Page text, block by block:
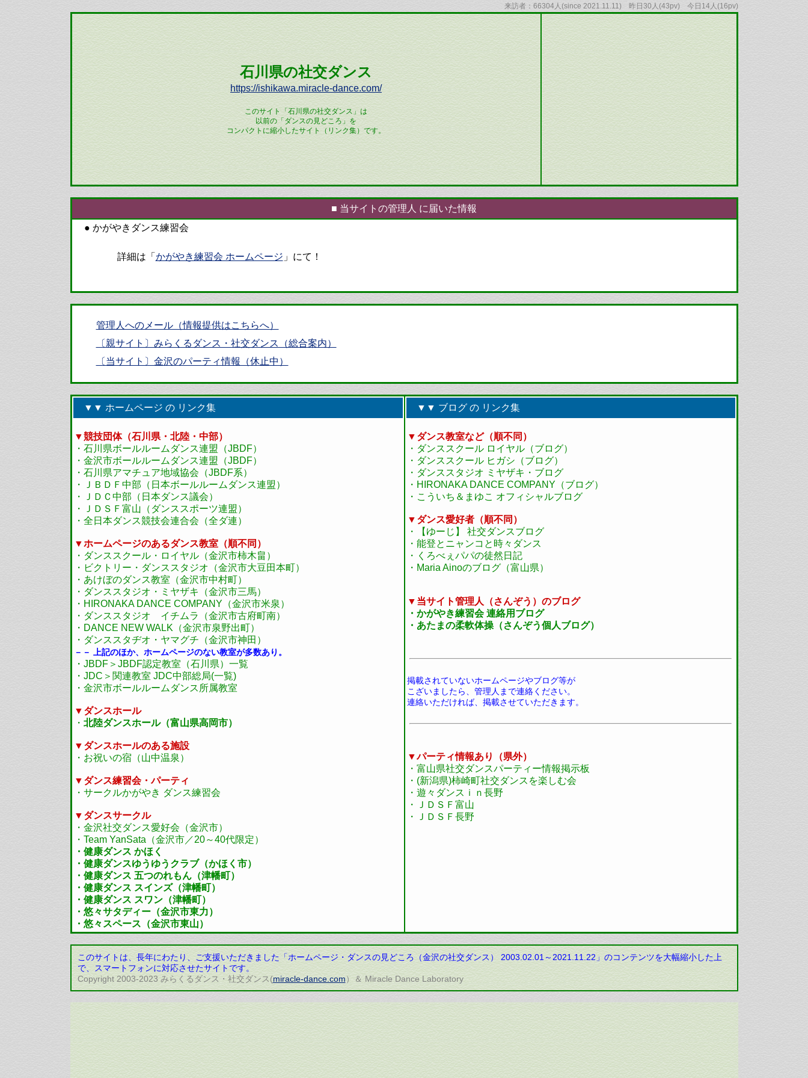
来訪者：66304人(since 2021.11.11) 昨日30人(43pv) 今日14人(16pv)
石川県の社交ダンス
https://ishikawa.miracle-dance.com/
このサイト「石川県の社交ダンス」は
以前の「ダンスの見どころ」を
コンパクトに縮小したサイト（リンク集）です。
■ 当サイトの管理人 に届いた情報
● かがやきダンス練習会
詳細は「 かがやき練習会 ホームページ 」にて！
管理人へのメール（情報提供はこちらへ）
〔親サイト〕みらくるダンス・社交ダンス（総合案内）
〔当サイト〕金沢のパーティ情報（休止中）
▼▼ ホームページ の リンク集
▼競技団体（石川県・北陸・中部）
・石川県ボールルームダンス連盟（JBDF）
・金沢市ボールルームダンス連盟（JBDF）
・石川県アマチュア地域協会（JBDF系）
・ＪＢＤＦ中部（日本ボールルームダンス連盟）
・ＪＤＣ中部（日本ダンス議会）
・ＪＤＳＦ富山（ダンススポーツ連盟）
・全日本ダンス競技会連合会（全ダ連）
▼ホームページのあるダンス教室（順不同）
・ダンススクール・ロイヤル（金沢市柿木畠）
・ビクトリー・ダンススタジオ（金沢市大豆田本町）
・あけぼのダンス教室（金沢市中村町）
・ダンススタジオ・ミヤザキ（金沢市三馬）
・HIRONAKA DANCE COMPANY（金沢市米泉）
・ダンススタジオ イチムラ（金沢市古府町南）
・DANCE NEW WALK（金沢市泉野出町）
・ダンススタヂオ・ヤマグチ（金沢市神田）
－－ 上記のほか、ホームページのない教室が多数あり。
・JBDF＞JBDF認定教室（石川県）一覧
・JDC＞関連教室 JDC中部総局(一覧)
・金沢市ボールルームダンス所属教室
▼ダンスホール
・ 北陸ダンスホール（富山県高岡市）
▼ダンスホールのある施設
・お祝いの宿（山中温泉）
▼ダンス練習会・パーティ
・サークルかがやき ダンス練習会
▼ダンスサークル
・金沢社交ダンス愛好会（金沢市）
・Team YanSata（金沢市／20～40代限定）
・健康ダンス かほく
・健康ダンスゆうゆうクラブ（かほく市）
・健康ダンス 五つのれもん（津幡町）
・健康ダンス スインズ（津幡町）
・健康ダンス スワン（津幡町）
・悠々サタディー（金沢市東力）
・悠々スペース（金沢市東山）
▼▼ ブログ の リンク集
▼ダンス教室など（順不同）
・ダンススクール ロイヤル（ブログ）
・ダンススクール ヒガシ（ブログ）
・ダンススタジオ ミヤザキ・ブログ
・HIRONAKA DANCE COMPANY（ブログ）
・こういち＆まゆこ オフィシャルブログ
▼ダンス愛好者（順不同）
・【ゆーじ】 社交ダンスブログ
・能登とニャンコと時々ダンス
・くろべぇパパの徒然日記
・Maria Ainoのブログ（富山県）
▼当サイト管理人（さんぞう）のブログ
・かがやき練習会 連絡用ブログ
・あたまの柔軟体操（さんぞう個人ブログ）
掲載されていないホームページやブログ等が
こざいましたら、管理人まで連絡ください。
連絡いただければ、掲載させていただきます。
▼パーティ情報あり（県外）
・富山県社交ダンスパーティー情報掲示板
・(新潟県)柿崎町社交ダンスを楽しむ会
・遊々ダンスｉｎ長野
・ＪＤＳＦ富山
・ＪＤＳＦ長野
このサイトは、長年にわたり、ご支援いただきました「ホームページ・ダンスの見どころ（金沢の社交ダンス） 2003.02.01～2021.11.22」のコンテンツを大幅縮小した上
で、スマートフォンに対応させたサイトです。
Copyright 2003-2023 みらくるダンス・社交ダンス(miracle-dance.com）＆ Miracle Dance Laboratory